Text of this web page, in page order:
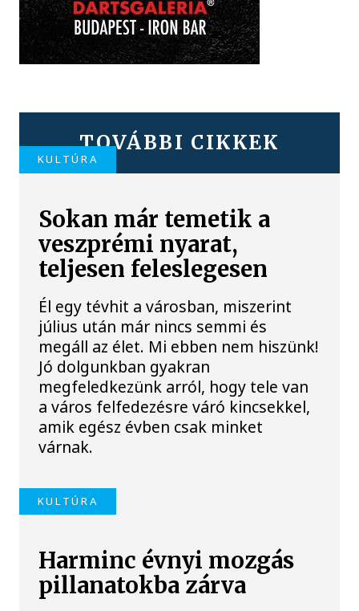
TOVÁBBI CIKKEK
KULTÚRA
Sokan már temetik a
veszprémi nyarat,
teljesen feleslegesen
Él egy tévhit a városban, miszerint
július után már nincs semmi és
megáll az élet. Mi ebben nem hiszünk!
Jó dolgunkban gyakran
megfeledkezünk arról, hogy tele van
a város felfedezésre váró kincsekkel,
amik egész évben csak minket
várnak.
KULTÚRA
Harminc évnyi mozgás
pillanatokba zárva